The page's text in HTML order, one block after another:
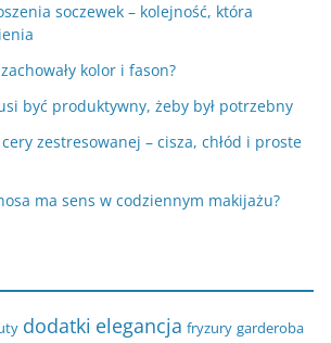
soczewek – kolejność, która
kolor i fason?
być produktywny, żeby był potrzebny
zestresowanej – cisza, chłód i proste
ma sens w codziennym makijażu?
dodatki elegancja fryzury garderoba